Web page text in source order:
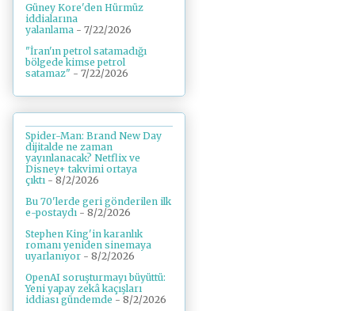
Güney Kore'den Hürmüz
iddialarına
yalanlama - 7/22/2026
"İran'ın petrol satamadığı
bölgede kimse petrol
satamaz" - 7/22/2026
Spider-Man: Brand New Day
dijitalde ne zaman
yayınlanacak? Netflix ve
Disney+ takvimi ortaya
çıktı - 8/2/2026
Bu 70'lerde geri gönderilen ilk
e-postaydı - 8/2/2026
Stephen King'in karanlık
romanı yeniden sinemaya
uyarlanıyor - 8/2/2026
OpenAI soruşturmayı büyüttü:
Yeni yapay zekâ kaçışları
iddiası gündemde - 8/2/2026